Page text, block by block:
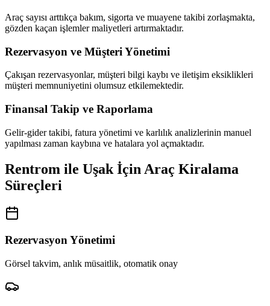
Araç sayısı arttıkça bakım, sigorta ve muayene takibi zorlaşmakta,
gözden kaçan işlemler maliyetleri artırmaktadır.
Rezervasyon ve Müşteri Yönetimi
Çakışan rezervasyonlar, müşteri bilgi kaybı ve iletişim eksiklikleri
müşteri memnuniyetini olumsuz etkilemektedir.
Finansal Takip ve Raporlama
Gelir-gider takibi, fatura yönetimi ve karlılık analizlerinin manuel
yapılması zaman kaybına ve hatalara yol açmaktadır.
Rentrom ile Uşak İçin Araç Kiralama
Süreçleri
Rezervasyon Yönetimi
Görsel takvim, anlık müsaitlik, otomatik onay